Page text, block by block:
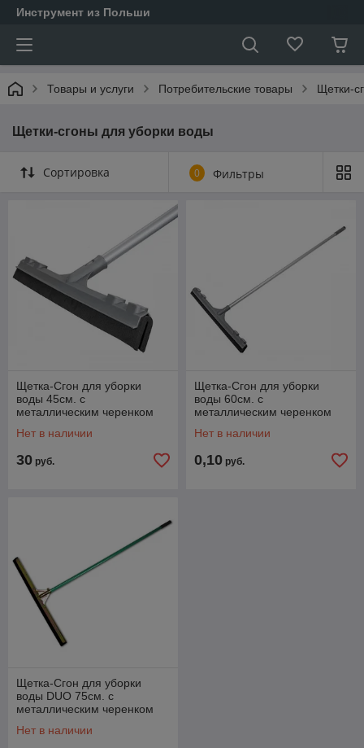
Инструмент из Польши
Товары и услуги Потребительские товары Щетки-
Щетки-сгоны для уборки воды
Сортировка 0 Фильтры
Щетка-Сгон для уборки
воды 45см. с
металлическим черенком
Нет в наличии
30 руб.
Щетка-Сгон для уборки
воды 60см. с
металлическим черенком
Нет в наличии
0,10 руб.
Щетка-Сгон для уборки
воды DUO 75см. c
металлическим черенком
Нет в наличии